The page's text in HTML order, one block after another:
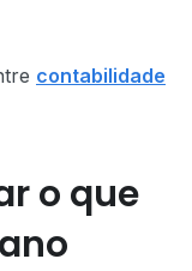
contabilidade
o que